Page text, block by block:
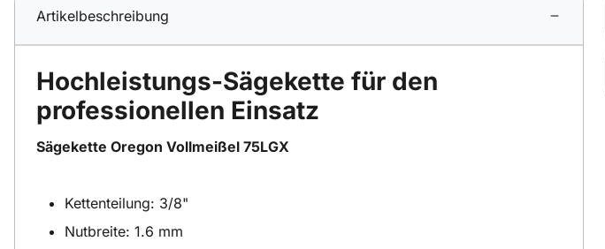
Artikelbeschreibung
Hochleistungs-Sägekette für den
professionellen Einsatz
Sägekette Oregon Vollmeißel 75LGX
Kettenteilung: 3/8"
Nutbreite: 1.6 mm